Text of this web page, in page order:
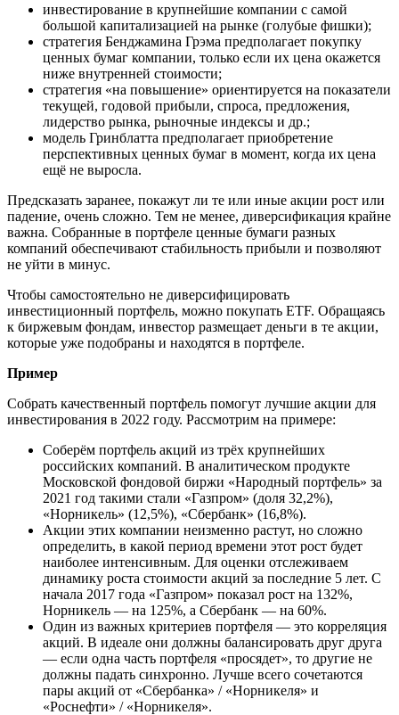
инвестирование в крупнейшие компании с самой
большой капитализацией на рынке (голубые фишки);
стратегия Бенджамина Грэма предполагает покупку
ценных бумаг компании, только если их цена окажется
ниже внутренней стоимости;
стратегия «на повышение» ориентируется на показатели
текущей, годовой прибыли, спроса, предложения,
лидерство рынка, рыночные индексы и др.;
модель Гринблатта предполагает приобретение
перспективных ценных бумаг в момент, когда их цена
ещё не выросла.
Предсказать заранее, покажут ли те или иные акции рост или
падение, очень сложно. Тем не менее, диверсификация крайне
важна. Собранные в портфеле ценные бумаги разных
компаний обеспечивают стабильность прибыли и позволяют
не уйти в минус.
Чтобы самостоятельно не диверсифицировать
инвестиционный портфель, можно покупать ETF. Обращаясь
к биржевым фондам, инвестор размещает деньги в те акции,
которые уже подобраны и находятся в портфеле.
Пример
Собрать качественный портфель помогут лучшие акции для
инвестирования в 2022 году. Рассмотрим на примере:
Соберём портфель акций из трёх крупнейших
российских компаний. В аналитическом продукте
Московской фондовой биржи «Народный портфель» за
2021 год такими стали «Газпром» (доля 32,2%),
«Норникель» (12,5%), «Сбербанк» (16,8%).
Акции этих компании неизменно растут, но сложно
определить, в какой период времени этот рост будет
наиболее интенсивным. Для оценки отслеживаем
динамику роста стоимости акций за последние 5 лет. С
начала 2017 года «Газпром» показал рост на 132%,
Норникель — на 125%, а Сбербанк — на 60%.
Один из важных критериев портфеля — это корреляция
акций. В идеале они должны балансировать друг друга
— если одна часть портфеля «просядет», то другие не
должны падать синхронно. Лучше всего сочетаются
пары акций от «Сбербанка» / «Норникеля» и
«Роснефти» / «Норникеля».